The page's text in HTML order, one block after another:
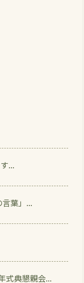
...
葉」...
式典懇親会...